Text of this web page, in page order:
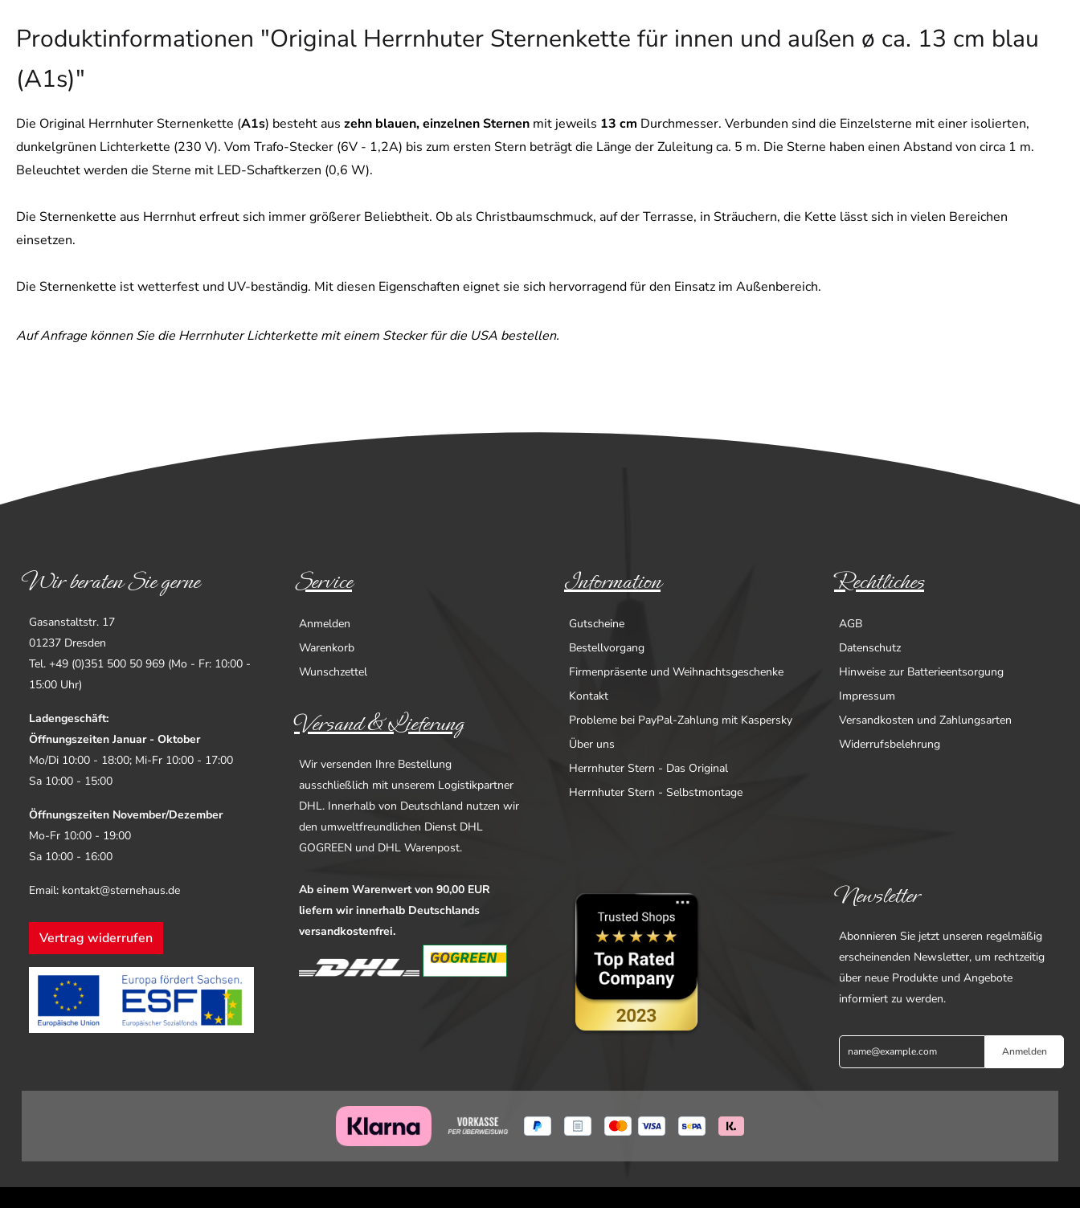
Produktinformationen "Original Herrnhuter Sternenkette für innen und außen ø ca. 13 cm blau
(A1s)"
Die Original Herrnhuter Sternenkette (A1s) besteht aus zehn blauen, einzelnen Sternen mit jeweils 13 cm Durchmesser. Verbunden sind die Einzelsterne mit einer isolierten,
dunkelgrünen Lichterkette (230 V). Vom Trafo-Stecker (6V - 1,2A) bis zum ersten Stern beträgt die Länge der Zuleitung ca. 5 m. Die Sterne haben einen Abstand von circa 1 m.
Beleuchtet werden die Sterne mit LED-Schaftkerzen (0,6 W).
Die Sternenkette aus Herrnhut erfreut sich immer größerer Beliebtheit. Ob als Christbaumschmuck, auf der Terrasse, in Sträuchern, die Kette lässt sich in vielen Bereichen
einsetzen.
Die Sternenkette ist wetterfest und UV-beständig. Mit diesen Eigenschaften eignet sie sich hervorragend für den Einsatz im Außenbereich.
Auf Anfrage können Sie die Herrnhuter Lichterkette mit einem Stecker für die USA bestellen.
Wir beraten Sie gerne
Gasanstaltstr. 17
01237 Dresden
Tel. +49 (0)351 500 50 969 (Mo - Fr: 10:00 -
15:00 Uhr)
Ladengeschäft:
Öffnungszeiten Januar - Oktober
Mo/Di 10:00 - 18:00; Mi-Fr 10:00 - 17:00
Sa 10:00 - 15:00
Öffnungszeiten November/Dezember
Mo-Fr 10:00 - 19:00
Sa 10:00 - 16:00
Email: kontakt@sternehaus.de
Vertrag widerrufen
Service
Anmelden
Warenkorb
Wunschzettel
Information
Gutscheine
Bestellvorgang
Firmenpräsente und Weihnachtsgeschenke
Kontakt
Probleme bei PayPal-Zahlung mit Kaspersky
Über uns
Herrnhuter Stern - Das Original
Herrnhuter Stern - Selbstmontage
Rechtliches
AGB
Datenschutz
Hinweise zur Batterieentsorgung
Impressum
Versandkosten und Zahlungsarten
Widerrufsbelehrung
Versand & Lieferung
Wir versenden Ihre Bestellung
ausschließlich mit unserem Logistikpartner
DHL. Innerhalb von Deutschland nutzen wir
den umweltfreundlichen Dienst DHL
GOGREEN und DHL Warenpost.
Ab einem Warenwert von 90,00 EUR
liefern wir innerhalb Deutschlands
versandkostenfrei.
Newsletter
Abonnieren Sie jetzt unseren regelmäßig
erscheinenden Newsletter, um rechtzeitig
über neue Produkte und Angebote
informiert zu werden.
Anmelden